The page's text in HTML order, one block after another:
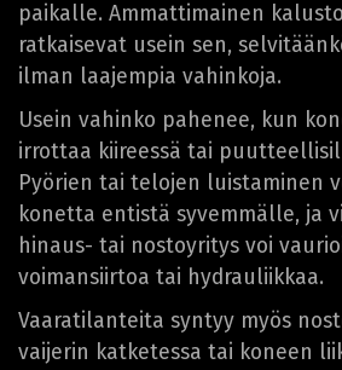
paikalle. Ammattimainen
ratkaisevat usein sen,
ilman laajempia vahinkoja.
Usein vahinko pahenee, kun
irrottaa kiireessä tai
Pyörien tai telojen luistaminen
konetta entistä syvemmälle, ja
hinaus- tai nostoyritys voi
voimansiirtoa tai hydrauliikkaa.
Vaaratilanteita syntyy myös
vaijerin katketessa tai koneen